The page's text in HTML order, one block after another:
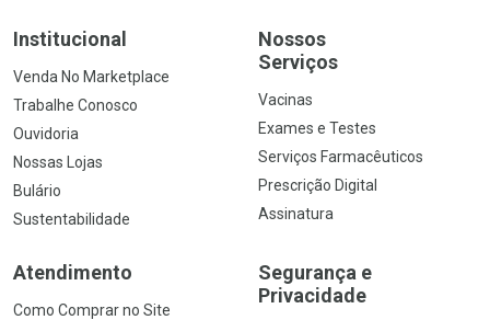
Institucional
Venda No Marketplace
Trabalhe Conosco
Ouvidoria
Nossas Lojas
Bulário
Sustentabilidade
Nossos
Serviços
Vacinas
Exames e Testes
Serviços Farmacêuticos
Prescrição Digital
Assinatura
Atendimento
Como Comprar no Site
Segurança e
Privacidade